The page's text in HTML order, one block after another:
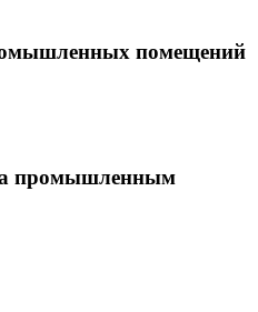
помещений
промышленным